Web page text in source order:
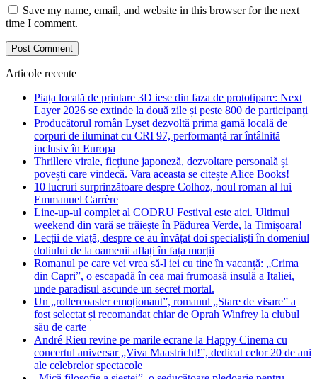
Save my name, email, and website in this browser for the next
time I comment.
Articole recente
Piața locală de printare 3D iese din faza de prototipare: Next
Layer 2026 se extinde la două zile și peste 800 de participanți
Producătorul român Lyset dezvoltă prima gamă locală de
corpuri de iluminat cu CRI 97, performanță rar întâlnită
inclusiv în Europa
Thrillere virale, ficțiune japoneză, dezvoltare personală și
povești care vindecă. Vara aceasta se citește Alice Books!
10 lucruri surprinzătoare despre Colhoz, noul roman al lui
Emmanuel Carrère
Line-up-ul complet al CODRU Festival este aici. Ultimul
weekend din vară se trăiește în Pădurea Verde, la Timișoara!
Lecții de viață, despre ce au învățat doi specialiști în domeniul
doliului de la oamenii aflați în fața morții
Romanul pe care vei vrea să-l iei cu tine în vacanță: „Crima
din Capri”, o escapadă în cea mai frumoasă insulă a Italiei,
unde paradisul ascunde un secret mortal.
Un „rollercoaster emoționant”, romanul „Stare de visare” a
fost selectat și recomandat chiar de Oprah Winfrey la clubul
său de carte
André Rieu revine pe marile ecrane la Happy Cinema cu
concertul aniversar „Viva Maastricht!”, dedicat celor 20 de ani
ale celebrelor spectacole